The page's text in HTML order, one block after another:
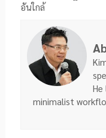
อันใกล้
minimalist